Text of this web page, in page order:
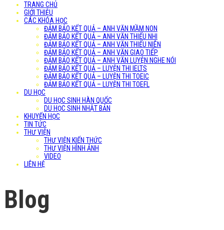
TRANG CHỦ
GIỚI THIỆU
CÁC KHÓA HỌC
ĐẢM BẢO KẾT QUẢ – ANH VĂN MẦM NON
ĐẢM BẢO KẾT QUẢ – ANH VĂN THIẾU NHI
ĐẢM BẢO KẾT QUẢ – ANH VĂN THIẾU NIÊN
ĐẢM BẢO KẾT QUẢ – ANH VĂN GIAO TIẾP
ĐẢM BẢO KẾT QUẢ – ANH VĂN LUYỆN NGHE NÓI
ĐẢM BẢO KẾT QUẢ – LUYỆN THI IELTS
ĐẢM BẢO KẾT QUẢ – LUYỆN THI TOEIC
ĐẢM BẢO KẾT QUẢ – LUYỆN THI TOEFL
DU HỌC
DU HỌC SINH HÀN QUỐC
DU HỌC SINH NHẬT BẢN
KHUYẾN HỌC
TIN TỨC
THƯ VIỆN
THƯ VIỆN KIẾN THỨC
THƯ VIỆN HÌNH ẢNH
VIDEO
LIÊN HỆ
Blog